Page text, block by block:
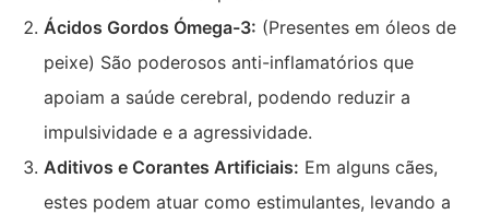
Ácidos Gordos Ómega-3: (Presentes em óleos de
peixe) São poderosos anti-inflamatórios que
apoiam a saúde cerebral, podendo reduzir a
impulsividade e a agressividade.
Aditivos e Corantes Artificiais: Em alguns cães,
estes podem atuar como estimulantes, levando a